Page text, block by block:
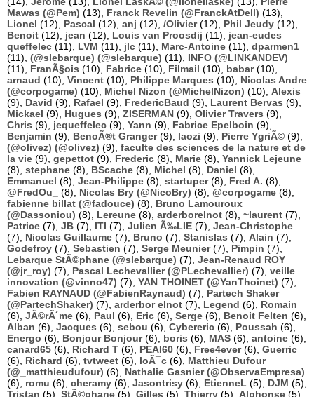
Mawas (@Pem) (13), Franck Revelin (@FranckAtDell) (13),
Lionel (12), Pascal (12), anj (12), /Olivier(12), Phil Jeudy (12),
Benoit (12), jean (12), Louis van Proosdij (11), jean-eudes
queffelec (11), LVM (11), jlc (11), Marc-Antoine (11), dparmen1
(11), (@slebarque) (@slebarque) (11), INFO (@LINKANDEV)
(11), FranÃ§ois (10), Fabrice (10), Filmail (10), babar(10),
arnaud (10), Vincent (10), Philippe Marques (10), Nicolas Andre
(@corpogame) (10), Michel Nizon (@MichelNizon) (10), Alexis
(9), David (9), Rafael (9), FredericBaud (9), Laurent Bervas (9),
Mickael (9), Hugues (9), ZISERMAN (9), Olivier Travers (9),
Chris (9), jequeffelec (9), Yann (9), Fabrice Epelboin (9),
Benjamin (9), BenoÃ®t Granger(9), laozi (9), Pierre YgriÃ© (9),
(@olivez) (@olivez) (9), faculte des sciences de la nature et de
la vie (9), gepettot (9), Frederic (8), Marie (8), Yannick Lejeune
(8), stephane (8), BScache (8), Michel (8), Daniel (8),
Emmanuel (8), Jean-Philippe (8), startuper(8), Fred A. (8),
@FredOu_
(8), Nicolas Bry (@NicoBry) (8), @corpogame (8),
fabienne billat (@fadouce) (8), Bruno Lamouroux
(@Dassoniou) (8), Lereune (8), arderborelnot (8), ~laurent (7),
Patrice (7), JB (7), ITI (7), Julien Ã‰LIE (7), Jean-Christophe
(7), Nicolas Guillaume (7), Bruno (7), Stanislas (7), Alain (7),
Godefroy (7), Sebastien (7), Serge Meunier(7), Pimpin (7),
Lebarque StÃ©phane (@slebarque) (7), Jean-Renaud ROY
(@jr_roy) (7), Pascal Lechevallier (@PLechevallier) (7), veille
innovation (@vinno47) (7), YAN THOINET (@YanThoinet) (7),
Fabien RAYNAUD (@FabienRaynaud) (7), Partech Shaker
(@PartechShaker) (7), arderbor elnot (7), Legend (6), Romain
(6), JÃ©rÃ´me (6), Paul (6), Eric (6), Serge (6), Benoit Felten (6),
Alban (6), Jacques (6), sebou (6), Cybereric (6), Poussah (6),
Energo (6), Bonjour Bonjour(6), boris (6), MAS (6), antoine (6),
canard65 (6), Richard T (6), PEAI60 (6), Free4ever(6), Guerric
(6), Richard (6), tvtweet (6), loÃ¯c (6), Matthieu Dufour
(@_matthieudufour) (6), Nathalie Gasnier (@ObservaEmpresa)
(6), romu (6), cheramy (6), Jasontrisy (6), EtienneL (5), DJM (5),
Tristan (5), StÃ©phane (5), Gilles (5), Thierry (5), Alphonse (5),